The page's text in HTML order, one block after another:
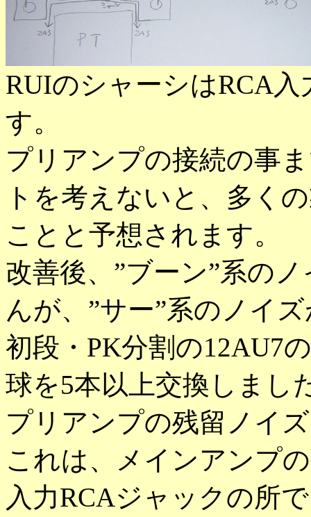
RUIのシャーシはRCA
す。
プリアンプの接続の事
トを考えないと、多く
ことと予想されます。
改善後、”ブーン”系の
んが、”サー”系のノイ
初段・PK分割の12AU7
球を5本以上交換しまし
プリアンプの残留ノイ
これは、メインアンプ
入力RCAジャックの所